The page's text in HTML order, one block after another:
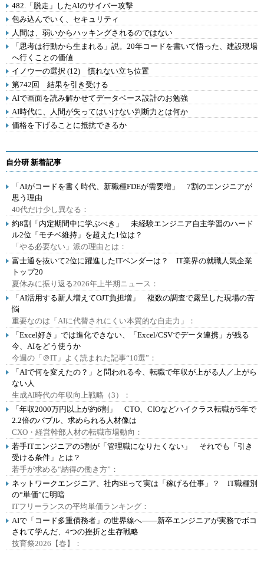
482.「脱走」したAIのサイバー攻撃
包み込んでいく、セキュリティ
人間は、弱いからハッキングされるのではない
「思考は行動から生まれる」説。20年コードを書いて悟った、建設現場
へ行くことの価値
イノウーの選択 (12) 慣れない立ち位置
第742回 結果を引き受ける
AIで画面を読み解かせてデータベース設計のお勉強
AI時代に、人間が失ってはいけない判断力とは何か
価格を下げることに抵抗できるか
自分研 新着記事
「AIがコードを書く時代、新職種FDEが需要増」 7割のエンジニアが
思う理由
40代だけ少し異なる：
約8割「内定期間中に学ぶべき」 未経験エンジニア自主学習のハード
ル2位「モチベ維持」を超えた1位は？
「やる必要ない」派の理由とは：
富士通を抜いて2位に躍進したITベンダーは？ IT業界の就職人気企業
トップ20
夏休みに振り返る2026年上半期ニュース：
「AI活用する新人増えてOJT負担増」 複数の調査で露呈した現場の苦
悩
重要なのは「AIに代替されにくい本質的な自走力」：
「Excel好き」では進化できない、「Excel/CSVでデータ連携」が残る
今、AIをどう使うか
今週の「＠IT」よく読まれた記事“10選”：
「AIで何を変えたの？」と問われる今、転職で年収が上がる人／上がら
ない人
生成AI時代の年収向上戦略（3）：
「年収2000万円以上が約6割」 CTO、CIOなどハイクラス転職が5年で
2.2倍のバブル、求められる人材像は
CXO・経営幹部人材の転職市場動向：
若手ITエンジニアの5割が「管理職になりたくない」 それでも「引き
受ける条件」とは？
若手が求める“納得の働き方”：
ネットワークエンジニア、社内SEって実は「稼げる仕事」？ IT職種別
の“単価”に明暗
ITフリーランスの平均単価ランキング：
AIで「コード多重債務者」の世界線へ――新卒エンジニアが実務でボコ
されて学んだ、4つの挫折と生存戦略
技育祭2026【春】：